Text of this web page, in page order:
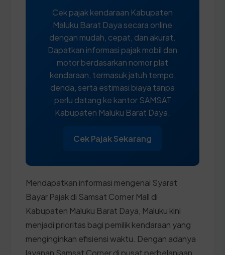
Cek pajak kendaraan Kabupaten
Maluku Barat Daya secara online
dengan mudah, cepat, dan akurat.
Dapatkan informasi pajak mobil dan
motor berdasarkan nomor plat
kendaraan, termasuk jatuh tempo,
denda, serta estimasi biaya tanpa
perlu datang ke kantor SAMSAT
Kabupaten Maluku Barat Daya.
Cek Pajak Sekarang
Mendapatkan informasi mengenai Syarat
Bayar Pajak di Samsat Corner Mall di
Kabupaten Maluku Barat Daya, Maluku kini
menjadi prioritas bagi pemilik kendaraan yang
menginginkan efisiensi waktu. Dengan adanya
layanan Samsat Corner di pusat perbelanjaan,